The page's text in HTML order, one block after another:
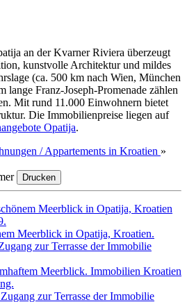
an der Kvarner Riviera überzeugt
kunstvolle Architektur und mildes
(ca. 500 km nach Wien, München
lange Franz-Joseph-Promenade zählen
Mit rund 11.000 Einwohnern bietet
Die Immobilienpreise liegen auf
Opatija.
/ Appartements in Kroatien »
Drucken